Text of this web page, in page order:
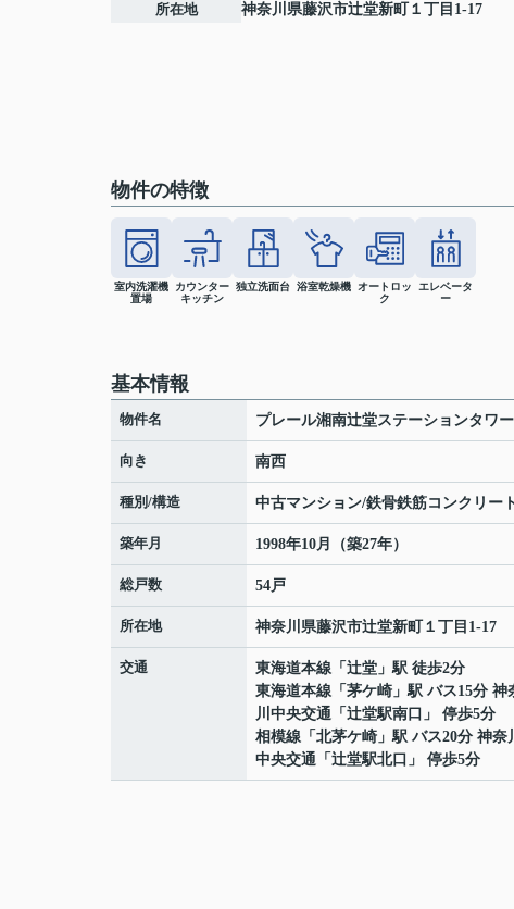
所在地 神奈川県藤沢市辻堂新町 １丁目1-17
物件の特徴
室内洗濯機
置場
カウンター
キッチン
独立洗面台 浴室乾燥機
オートロッ
ク
エレベータ
ー
基本情報
物件名 プレール湘南辻堂ステーションタワー
向き 南西
種別/構造 中古マンション/鉄骨鉄筋コンクリー
築年月 1998年10月（築27年）
総戸数 54戸
所在地 神奈川県藤沢市辻堂新町 １丁目1-17
交通 東海道本線 「 辻堂 」駅 徒歩2分
東海道本線 「 茅ケ崎 」駅 バス15分 神
川中央交通「辻堂駅南口」 停歩5分
相模線 「 北茅ケ崎 」駅 バス20分 神奈
中央交通「辻堂駅北口」 停歩5分